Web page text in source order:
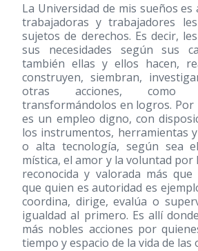
La Universidad de mis sueños es
trabajadoras y trabajadores
sujetos de derechos. Es decir,
sus necesidades según sus
también ellas y ellos hacen,
construyen, siembran,
otras acciones, como
transformándolos en logros. Por
es un empleo digno, con
los instrumentos, herramientas
o alta tecnología, según sea
mística, el amor y la voluntad por
reconocida y valorada más que
que quien es autoridad es
coordina, dirige, evalúa o
igualdad al primero. Es allí
más nobles acciones por
tiempo y espacio de la vida de